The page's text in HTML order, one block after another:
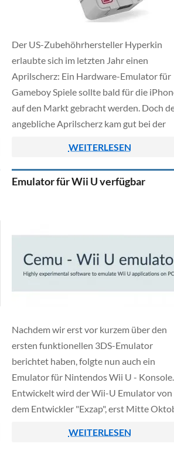
Der US-Zubehöhrhersteller Hyperkin
erlaubte sich im letzten Jahr einen
Aprilscherz: Ein Hardware-Emulator für
Gameboy Spiele sollte bald für die
auf den Markt gebracht werden. Doch
angebliche Aprilscherz kam gut bei der
der Hersteller nun das Projekt in die
Wirklichkeit umzusetzen. Bereits noch
kommenden Dezember soll das
WEITERLESEN
Emulator für Wii U verfügbar
Nachdem wir erst vor kurzem über den
ersten funktionellen 3DS-Emulator
berichtet haben, folgte nun auch ein
Emulator für Nintendos Wii U - Konsole.
Entwickelt wird der Wii-U Emulator von
dem Entwickler "Exzap", erst Mitte
veröffentlicht - mittlerweile laufen bereits
WEITERLESEN